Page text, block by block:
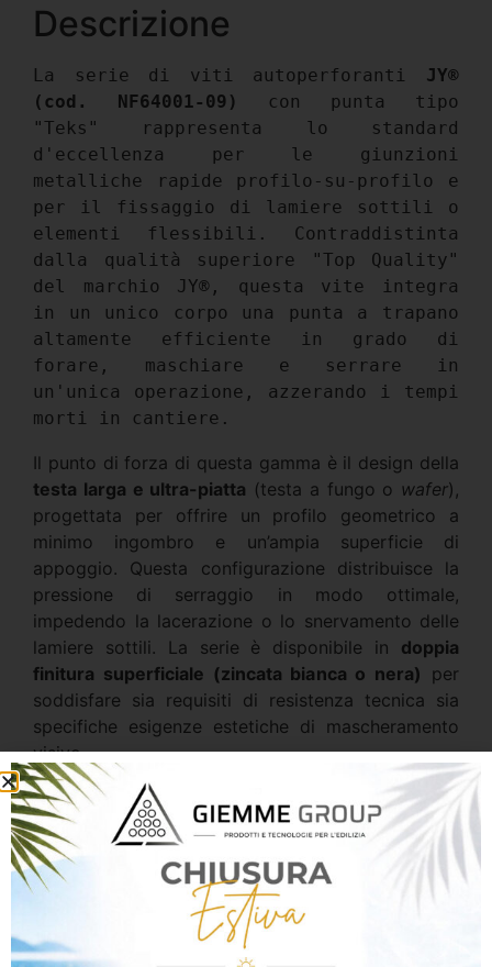
Descrizione
La serie di viti autoperforanti JY®
(cod. NF64001-09)
con punta tipo
"Teks" rappresenta lo standard
d'eccellenza per le giunzioni
metalliche rapide profilo-su-profilo e
per il fissaggio di lamiere sottili o
elementi flessibili. Contraddistinta
dalla qualità superiore "Top Quality"
del marchio JY®, questa vite integra
in un unico corpo una punta a trapano
altamente efficiente in grado di
forare, maschiare e serrare in
un'unica operazione, azzerando i tempi
morti in cantiere.
Il punto di forza di questa gamma è il design della
testa larga e ultra-piatta (testa a fungo o wafer),
progettata per offrire un profilo geometrico a
minimo ingombro e un’ampia superficie di
appoggio. Questa configurazione distribuisce la
pressione di serraggio in modo ottimale,
impedendo la lacerazione o lo snervamento delle
lamiere sottili. La serie è disponibile in doppia
finitura superficiale (zincata bianca o nera) per
soddisfare sia requisiti di resistenza tecnica sia
specifiche esigenze estetiche di mascheramento
visivo.
Caratteristiche Principali
& “Top Quality”
Punta Autoperforante Teks Professionale:
Sviluppata per incidere e perforare
direttamente profili e lamiere in acciaio senza